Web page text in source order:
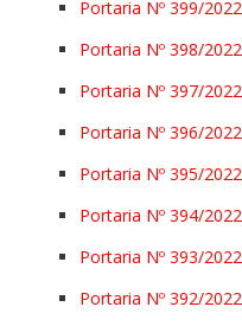
Portaria Nº 399/2022
Portaria Nº 398/2022
Portaria Nº 397/2022
Portaria Nº 396/2022
Portaria Nº 395/2022
Portaria Nº 394/2022
Portaria Nº 393/2022
Portaria Nº 392/2022